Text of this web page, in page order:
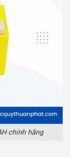
chính hãng